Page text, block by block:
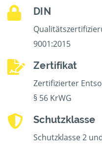
DIN
9001:2015
Zertifikat
Zertifizierter
§ 56 KrWG
Schutzklasse
Schutzklasse 2